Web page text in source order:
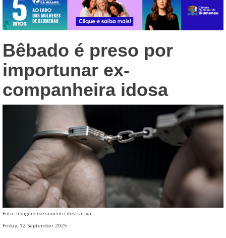
Bêbado é preso por
importunar ex-
companheira idosa
Foto: Imagem meramente ilustrativa
Friday, 12 September 2025